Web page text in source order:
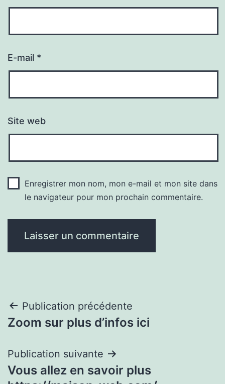
E-mail *
Site web
Enregistrer mon nom, mon e-mail et mon site dans
le navigateur pour mon prochain commentaire.
Navigation
de
l’article
Publication précédente
Zoom sur plus d’infos ici
Publication suivante
Vous allez en savoir plus